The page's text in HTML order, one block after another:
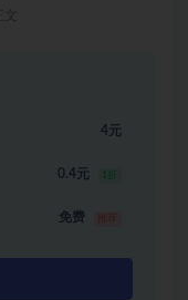
4元
0.4元 1折
免费